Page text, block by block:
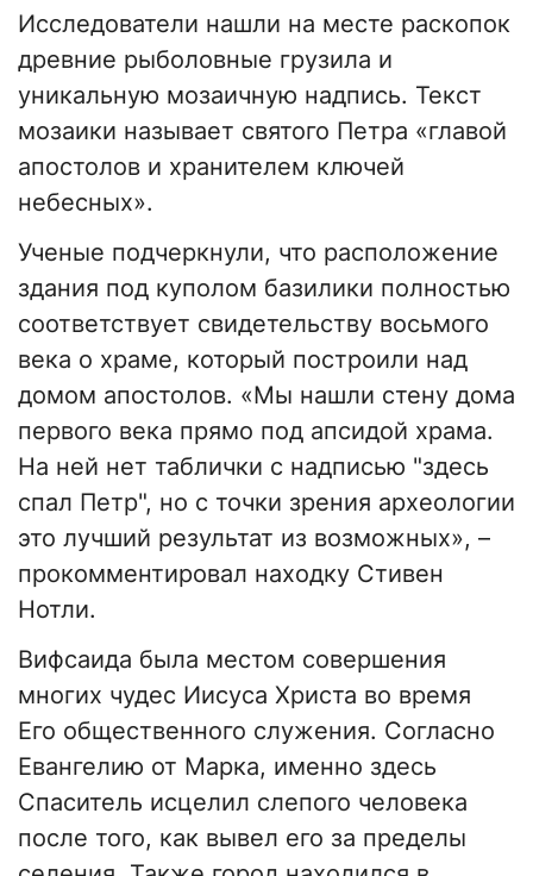
Исследователи нашли на месте раскопок
древние рыболовные грузила и
уникальную мозаичную надпись. Текст
мозаики называет святого Петра «главой
апостолов и хранителем ключей
небесных».
Ученые подчеркнули, что расположение
здания под куполом базилики полностью
соответствует свидетельству восьмого
века о храме, который построили над
домом апостолов. «Мы нашли стену дома
первого века прямо под апсидой храма.
На ней нет таблички с надписью "здесь
спал Петр", но с точки зрения археологии
это лучший результат из возможных», –
прокомментировал находку Стивен
Нотли.
Вифсаида была местом совершения
многих чудес Иисуса Христа во время
Его общественного служения. Согласно
Евангелию от Марка, именно здесь
Спаситель исцелил слепого человека
после того, как вывел его за пределы